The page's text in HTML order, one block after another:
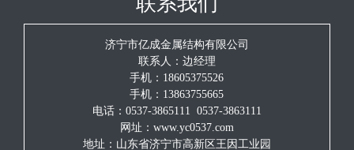
济宁市亿成金属结构有限公司
联系人：边经理
手机：18605375526
手机：13863755665
电话：0537-3865111 0537-3863111
网址：www.yc0537.com
地址：山东省济宁市高新区王因工业园